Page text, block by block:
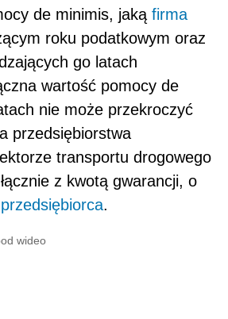
de minimis, jaką firma
roku podatkowym oraz
go latach
wartość pomocy de
nie może przekroczyć
przedsiębiorstwa
transportu drogowego
z kwotą gwarancji, o
przedsiębiorca.
wideo